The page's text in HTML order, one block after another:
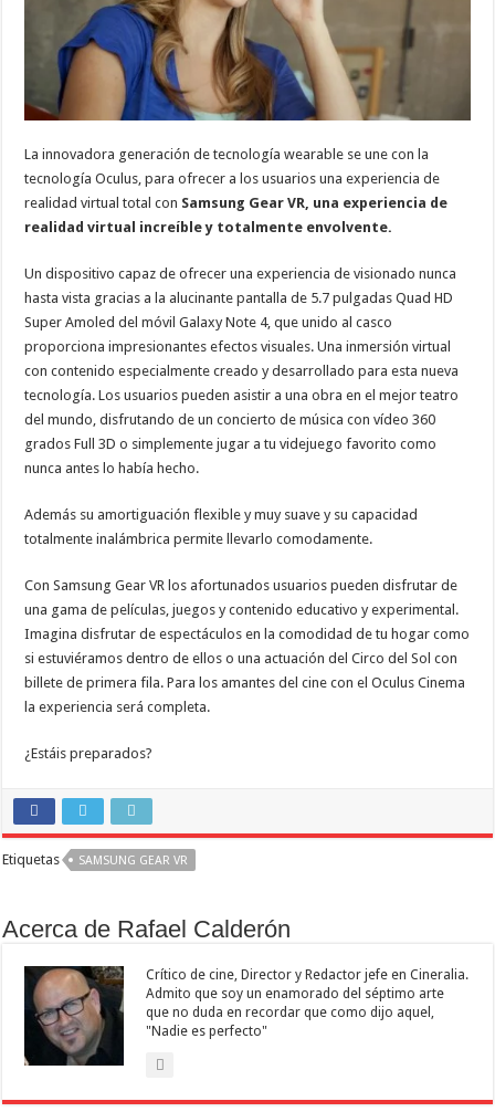
La innovadora generación de tecnología wearable se une con la
tecnología Oculus, para ofrecer a los usuarios una experiencia de
realidad virtual total con Samsung Gear VR, una experiencia de
realidad virtual increíble y totalmente envolvente.
Un dispositivo capaz de ofrecer una experiencia de visionado nunca
hasta vista gracias a la alucinante pantalla de 5.7 pulgadas Quad HD
Super Amoled del móvil Galaxy Note 4, que unido al casco
proporciona impresionantes efectos visuales. Una inmersión virtual
con contenido especialmente creado y desarrollado para esta nueva
tecnología. Los usuarios pueden asistir a una obra en el mejor teatro
del mundo, disfrutando de un concierto de música con vídeo 360
grados Full 3D o simplemente jugar a tu videjuego favorito como
nunca antes lo había hecho.
Además su amortiguación flexible y muy suave y su capacidad
totalmente inalámbrica permite llevarlo comodamente.
Con Samsung Gear VR los afortunados usuarios pueden disfrutar de
una gama de películas, juegos y contenido educativo y experimental.
Imagina disfrutar de espectáculos en la comodidad de tu hogar como
si estuviéramos dentro de ellos o una actuación del Circo del Sol con
billete de primera fila. Para los amantes del cine con el Oculus Cinema
la experiencia será completa.
¿Estáis preparados?
Etiquetas SAMSUNG GEAR VR
Acerca de Rafael Calderón
Crítico de cine, Director y Redactor jefe en Cineralia.
Admito que soy un enamorado del séptimo arte
que no duda en recordar que como dijo aquel,
"Nadie es perfecto"